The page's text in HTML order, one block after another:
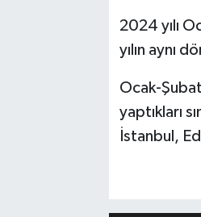
2024 yılı
yılın aynı
Ocak-
yaptıkları
İstanbul,